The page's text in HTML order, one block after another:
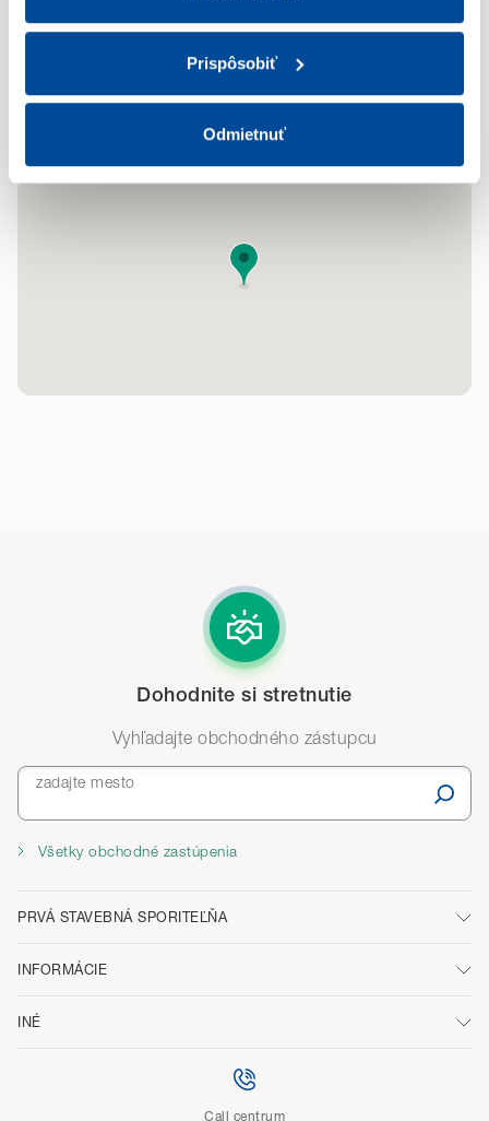
návštevnosti; a na (iii) optimalizáciu a funkčnosť webu.
cielene reklamy na sociálnych sieťach cez Custom
Audience. Svoj súhlas môžete kedykoľvek odvolať.
Detailné informácie o cookies nájdete tu.
Prispôsobiť
Odmietnuť
Po - St 09:00-15:00
Dohodnite si stretnutie
Vyhľadajte obchodného zástupcu
zadajte mesto
Všetky obchodné zastúpenia
PRVÁ STAVEBNÁ SPORITEĽŇA
INFORMÁCIE
INÉ
Call centrum